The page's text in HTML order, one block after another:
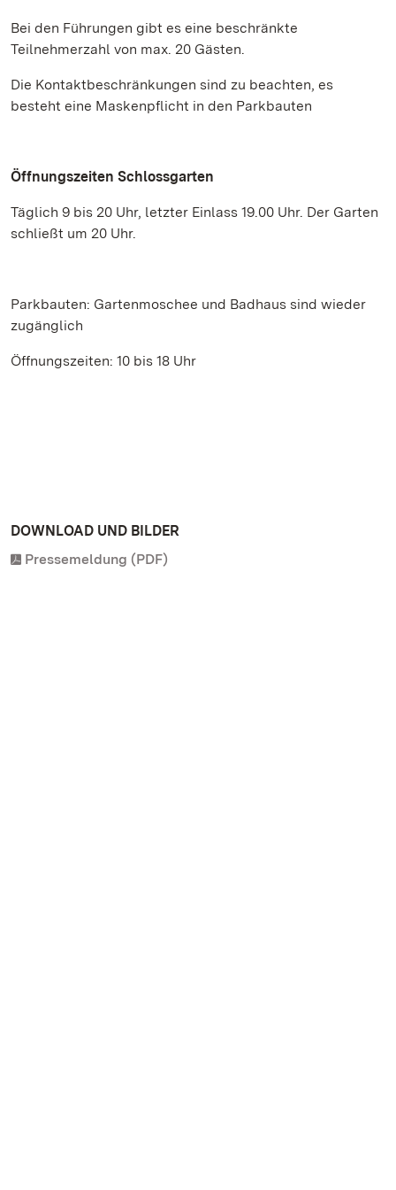
Bei den Führungen gibt es eine beschränkte
Teilnehmerzahl von max. 20 Gästen.
Die Kontaktbeschränkungen sind zu beachten, es
besteht eine Maskenpflicht in den Parkbauten
Öffnungszeiten Schlossgarten
Täglich 9 bis 20 Uhr, letzter Einlass 19.00 Uhr. Der Garten
schließt um 20 Uhr.
Parkbauten: Gartenmoschee und Badhaus sind wieder
zugänglich
Öffnungszeiten: 10 bis 18 Uhr
DOWNLOAD UND BILDER
Pressemeldung (PDF)